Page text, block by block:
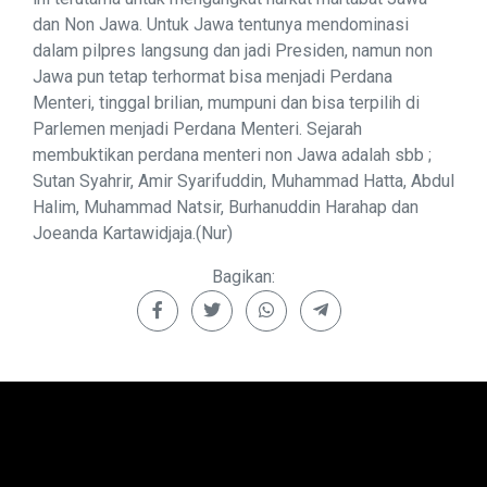
dan Non Jawa. Untuk Jawa tentunya mendominasi
dalam pilpres langsung dan jadi Presiden, namun non
Jawa pun tetap terhormat bisa menjadi Perdana
Menteri, tinggal brilian, mumpuni dan bisa terpilih di
Parlemen menjadi Perdana Menteri. Sejarah
membuktikan perdana menteri non Jawa adalah sbb ;
Sutan Syahrir, Amir Syarifuddin, Muhammad Hatta, Abdul
Halim, Muhammad Natsir, Burhanuddin Harahap dan
Joeanda Kartawidjaja.(Nur)
Bagikan: